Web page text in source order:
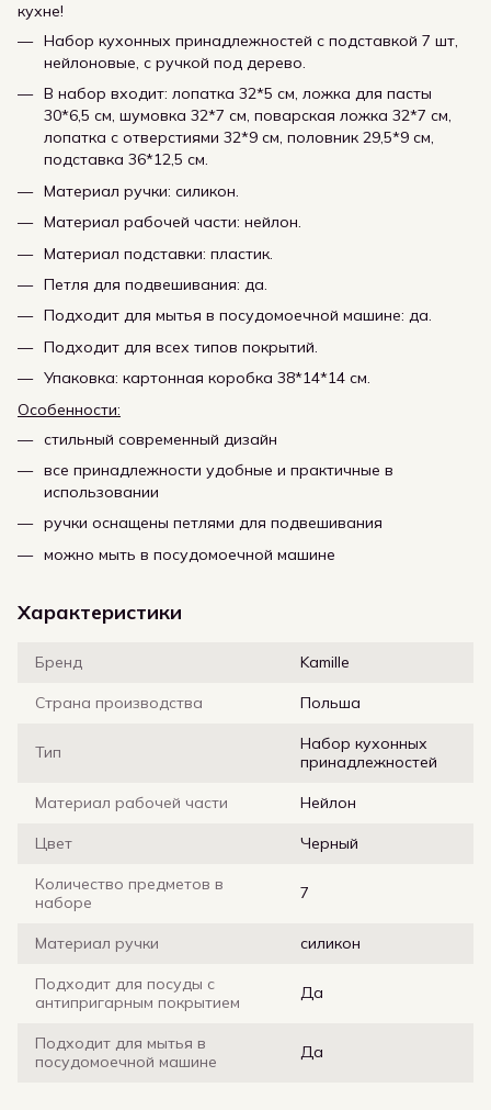
кухне!
Набор кухонных принадлежностей с подставкой 7 шт,
нейлоновые, с ручкой под дерево.
В набор входит: лопатка 32*5 см, ложка для пасты
30*6,5 см, шумовка 32*7 см, поварская ложка 32*7 см,
лопатка с отверстиями 32*9 см, половник 29,5*9 см,
подставка 36*12,5 см.
Материал ручки: силикон.
Материал рабочей части: нейлон.
Материал подставки: пластик.
Петля для подвешивания: да.
Подходит для мытья в посудомоечной машине: да.
Подходит для всех типов покрытий.
Упаковка: картонная коробка 38*14*14 см.
Особенности:
стильный современный дизайн
все принадлежности удобные и практичные в
использовании
ручки оснащены петлями для подвешивания
можно мыть в посудомоечной машине
Характеристики
Бренд Kamille
Страна производства Польша
Тип
Набор кухонных
принадлежностей
Материал рабочей части Нейлон
Цвет Черный
Количество предметов в
наборе
7
Материал ручки силикон
Подходит для посуды с
антипригарным покрытием
Да
Подходит для мытья в
посудомоечной машине
Да